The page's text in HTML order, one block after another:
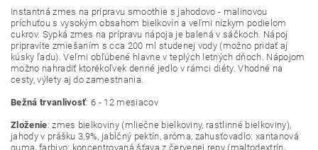
Instantná zmes na prípravu smoothie s jahodovo - malinovou
príchuťou s vysokým obsahom bielkovín a veľmi nízkym podielom
cukrov. Sypká zmes na prípravu nápoja je balená v sáčkoch. Nápoj
pripravíte zmiešaním s cca 200 ml studenej vody (možno pridať aj
kúsky ľadu). Veľmi obľúbené hlavne v teplých letných dňoch. Nápojom
možno nahradiť ktorékoľvek denné jedlo v rámcidiéty. Vhodné na
cesty, výlety aj do zamestnania.
Bežná trvanlivosť: 6 - 12 mesiacov
Zloženie: zmes bielkoviny (mliečne bielkoviny, rastlinné bielkoviny),
jahody v prášku 3,9%, jablčný pektín, aróma, zahusťovadlo: xantanová
guma, farbivo: koncentrovaná šťava z červenej repy (maltodextrín,